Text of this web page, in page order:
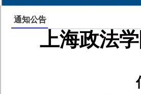
通知公告
上海政法